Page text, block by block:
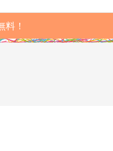
料！